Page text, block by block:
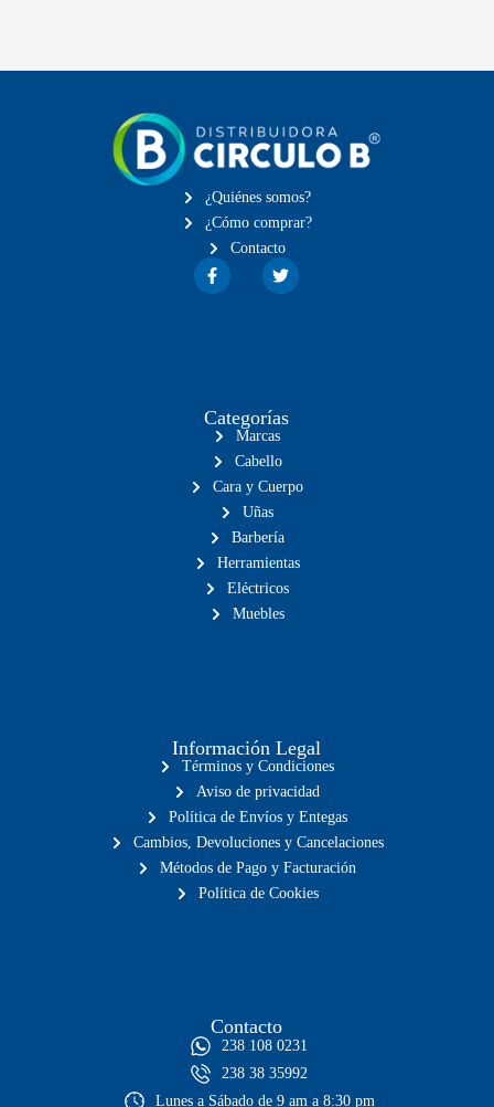
¿Quiénes somos?
¿Cómo comprar?
Contacto
Categorías
Marcas
Cabello
Cara y Cuerpo
Uñas
Barbería
Herramientas
Eléctricos
Muebles
Información Legal
Términos y Condiciones
Aviso de privacidad
Política de Envíos y Entegas
Cambios, Devoluciones y Cancelaciones
Métodos de Pago y Facturación
Política de Cookies
Contacto
238 108 0231
238 38 35992
Lunes a Sábado de 9 am a 8:30 pm